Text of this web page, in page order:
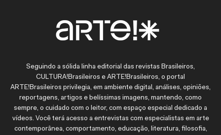
Seguindo a sólida linha editorial das revistas Brasileiros,
CULTURA!Brasileiros e ARTE!Brasileiros, o portal
ARTE!Brasileiros privilegia, em ambiente digital, análises, opiniões,
reportagens, artigos e belíssimas imagens, mantendo, como
sempre, o cuidado com o leitor, com espaço especial dedicado a
vídeos. Você terá acesso a entrevistas com especialistas em arte
contemporânea, comportamento, educação, literatura, filosofia,